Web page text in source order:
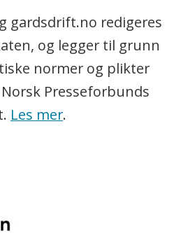
gardsdrift.no redigeres
og legger til grunn
normer og plikter
Presseforbunds
Les mer.